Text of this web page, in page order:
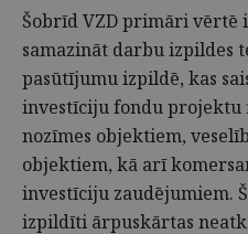
Šobrīd VZD primāri vērtē
samazināt darbu izpildes
pasūtījumu izpildē, kas
investīciju fondu projektu
nozīmes objektiem,
objektiem, kā arī
investīciju zaudējumiem.
izpildīti ārpuskārtas